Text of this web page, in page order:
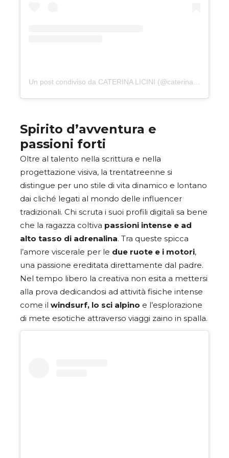
Spirito d’avventura e
passioni forti
Oltre al talento nella scrittura e nella
progettazione visiva, la trentatreenne si
distingue per uno stile di vita dinamico e lontano
dai cliché legati al mondo delle influencer
tradizionali. Chi scruta i suoi profili digitali sa bene
che la ragazza coltiva passioni intense e ad
alto tasso di adrenalina. Tra queste spicca
l’amore viscerale per le due ruote e i motori,
una passione ereditata direttamente dal padre.
Nel tempo libero la creativa non esita a mettersi
alla prova dedicandosi ad attività fisiche intense
come il windsurf, lo sci alpino e l’esplorazione
di mete esotiche attraverso viaggi zaino in spalla.